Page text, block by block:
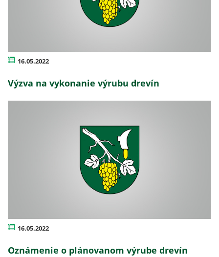
16.05.2022
Výzva na vykonanie výrubu drevín
16.05.2022
Oznámenie o plánovanom výrube drevín